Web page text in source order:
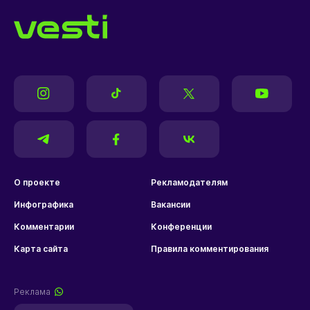
О проекте Рекламодателям
Инфографика Вакансии
Комментарии Конференции
Карта сайта Правила комментирования
Реклама